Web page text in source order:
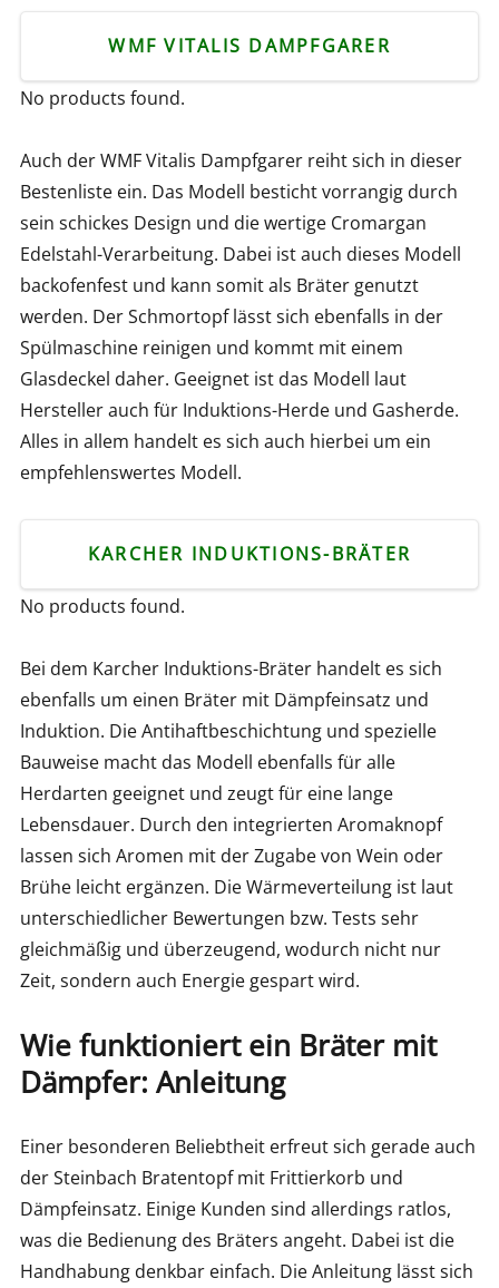
WMF VITALIS DAMPFGARER
No products found.
Auch der WMF Vitalis Dampfgarer reiht sich in dieser
Bestenliste ein. Das Modell besticht vorrangig durch
sein schickes Design und die wertige Cromargan
Edelstahl-Verarbeitung. Dabei ist auch dieses Modell
backofenfest und kann somit als Bräter genutzt
werden. Der Schmortopf lässt sich ebenfalls in der
Spülmaschine reinigen und kommt mit einem
Glasdeckel daher. Geeignet ist das Modell laut
Hersteller auch für Induktions-Herde und Gasherde.
Alles in allem handelt es sich auch hierbei um ein
empfehlenswertes Modell.
KARCHER INDUKTIONS-BRÄTER
No products found.
Bei dem Karcher Induktions-Bräter handelt es sich
ebenfalls um einen Bräter mit Dämpfeinsatz und
Induktion. Die Antihaftbeschichtung und spezielle
Bauweise macht das Modell ebenfalls für alle
Herdarten geeignet und zeugt für eine lange
Lebensdauer. Durch den integrierten Aromaknopf
lassen sich Aromen mit der Zugabe von Wein oder
Brühe leicht ergänzen. Die Wärmeverteilung ist laut
unterschiedlicher Bewertungen bzw. Tests sehr
gleichmäßig und überzeugend, wodurch nicht nur
Zeit, sondern auch Energie gespart wird.
Wie funktioniert ein Bräter mit
Dämpfer: Anleitung
Einer besonderen Beliebtheit erfreut sich gerade auch
der Steinbach Bratentopf mit Frittierkorb und
Dämpfeinsatz. Einige Kunden sind allerdings ratlos,
was die Bedienung des Bräters angeht. Dabei ist die
Handhabung denkbar einfach. Die Anleitung lässt sich